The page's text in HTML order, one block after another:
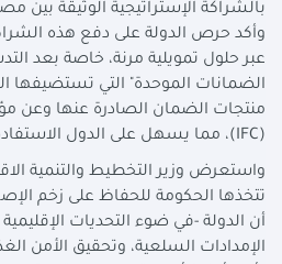
بالشراكة الإستراتيجية الوثيقة بين
وأكد حرص الدولة على دفع هذه
عبر حلول تمويلية مرنة، خاصة بعد
الضمانات الموحدة" التي تستضيفها
منتجات الضمان الصادرة عنها وعن
(
IFC)، مما يسهل على الدول
واستعرض وزير التخطيط والتنمية
تتخذها الحكومة للحفاظ على زخم
أن الدولة -في ضوء التحديات
الإمدادات السلعية، وتحقيق الأمن